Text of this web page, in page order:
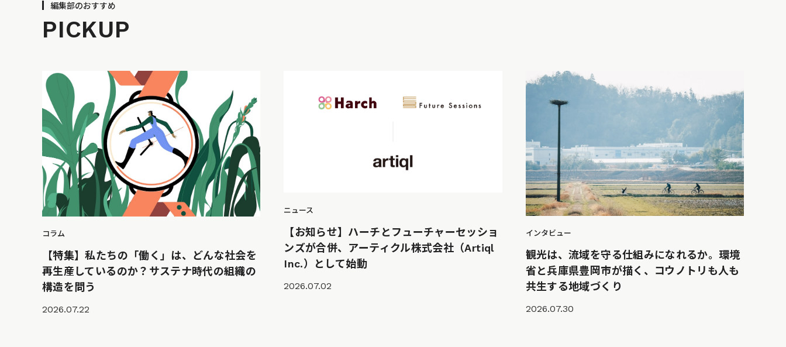
編集部のおすすめ
PICKUP
コラム
【特集】私たちの「働く」は、どんな社会を
再生産しているのか？サステナ時代の組織の
構造を問う
2026.07.22
ニュース
【お知らせ】ハーチとフューチャーセッショ
ンズが合併、アーティクル株式会社（Artiql
Inc.）として始動
2026.07.02
インタビュー
観光は、流域を守る仕組みになれるか。環境
省と兵庫県豊岡市が描く、コウノトリも人も
共生する地域づくり
2026.07.30